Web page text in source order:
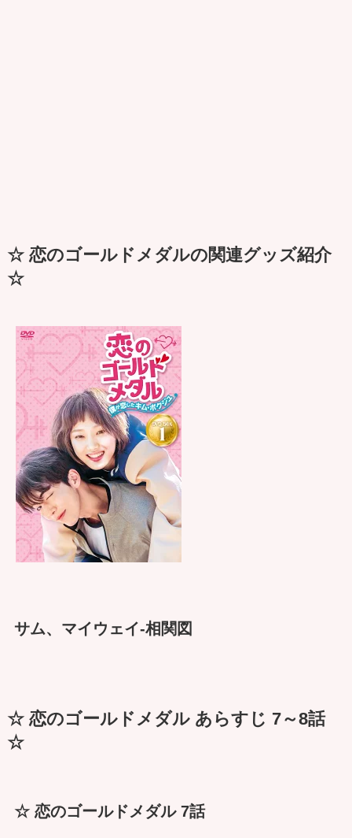
☆ 恋のゴールドメダルの関連グッズ紹介
☆
サム、マイウェイ-相関図
☆ 恋のゴールドメダル あらすじ 7～8話
☆
☆ 恋のゴールドメダル 7話